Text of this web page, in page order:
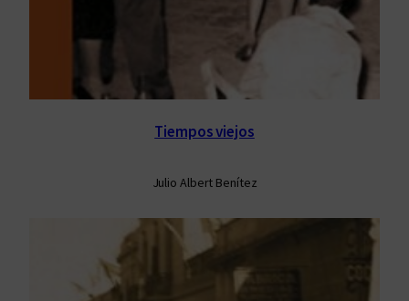
Tiempos viejos
Julio Albert Benítez